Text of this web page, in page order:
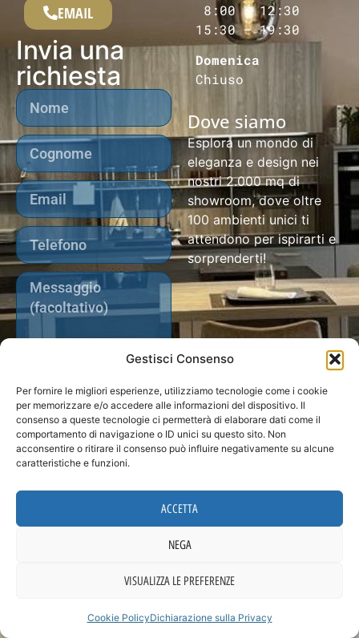
Gestisci Consenso
Per fornire le migliori esperienze, utilizziamo tecnologie come i cookie
per memorizzare e/o accedere alle informazioni del dispositivo. Il
consenso a queste tecnologie ci permetterà di elaborare dati come il
comportamento di navigazione o ID unici su questo sito. Non
acconsentire o ritirare il consenso può influire negativamente su alcune
caratteristiche e funzioni.
ACCETTA
NEGA
VISUALIZZA LE PREFERENZE
Cookie PolicyDichiarazione sulla Privacy
EMAIL
Invia una
richiesta
Privacy policy.
8:00 – 12:30
15:30 – 19:30
Domenica
Chiuso
Dove siamo
Esplora un mondo di
eleganza e design nei
nostri 2.000 mq di
showroom, dove oltre
100 ambienti unici ti
attendono per ispirarti e
sorprenderti!​